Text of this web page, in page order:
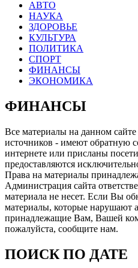
АВТО
НАУКА
ЗДОРОВЬЕ
КУЛЬТУРА
ПОЛИТИКА
СПОРТ
ФИНАНСЫ
ЭКОНОМИКА
ФИНАНСЫ
Все материалы на данном
источников - имеют обратную
интернете или присланы
предоставляются
Права на материалы
Администрация сайта
материала не несет. Если Вы
материалы, которые нарушают
принадлежащие Вам, Вашей
пожалуйста, сообщите нам.
ПОИСК ПО ДАТЕ